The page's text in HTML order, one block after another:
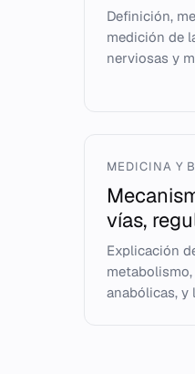
Definición,
medición de
nerviosas y
MEDICINA Y
vías,
Explicación
anabólicas, y